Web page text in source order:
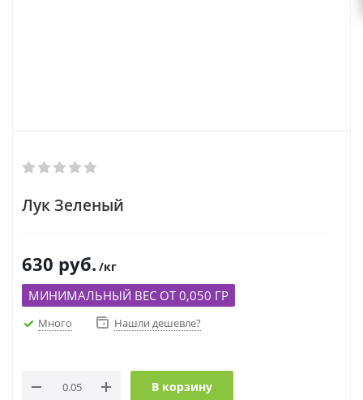
Лук Зеленый
630 руб. /кг
МИНИМАЛЬНЫЙ ВЕС ОТ 0,050 ГР
Много Нашли дешевле?
В корзину